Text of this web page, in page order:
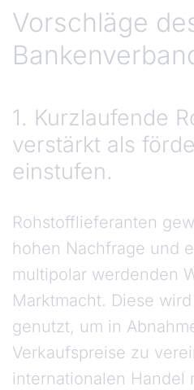
Vorschläge
1. Kurzlaufende
verstärkt als
einstufen.
Rohstofflieferanten
hohen Nachfrage und
multipolar werdenden
Marktmacht. Diese
genutzt, um in
Verkaufspreise zu
internationalen Handel